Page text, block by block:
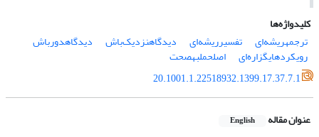
کلیدواژه‌ها
ترجمهریشه‌ای
تفسیرریشه‌ای دیدگاهنزدیک‌باش دیدگاهدورباش
رویکردهایگزاره‌ای
اصلحملبهصحت
20.1001.1.22518932.1399.17.37.7.1
عنوان مقاله English